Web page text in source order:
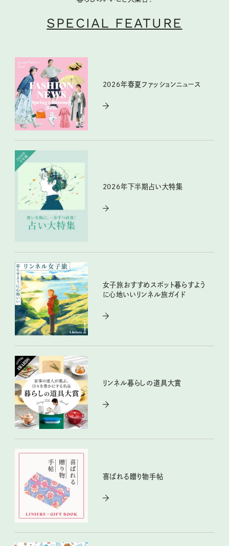
SPECIAL FEATURE
2026年春夏ファッションニュース
2026年下半期占い大特集
女子旅おすすめスポット暮らすよう
に心地いいリンネル旅ガイド
リンネル暮らしの道具大賞
喜ばれる贈り物手帖